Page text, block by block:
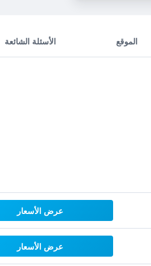
الموقع الأسئلة الشائعة
عرض الأسعار
عرض الأسعار